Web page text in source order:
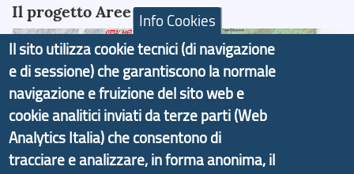
Il progetto Aree Interne
Il portale di marketing territoriale e sviluppo locale
di Genova Città Metropolitana si è sviluppato a
partire dal progetto nazionale Aree Interne
Info Cookies
Il sito utilizza cookie tecnici (di navigazione
e di sessione) che garantiscono la normale
navigazione e fruizione del sito web e
cookie analitici inviati da terze parti (Web
Analytics Italia) che consentono di
tracciare e analizzare, in forma anonima, il